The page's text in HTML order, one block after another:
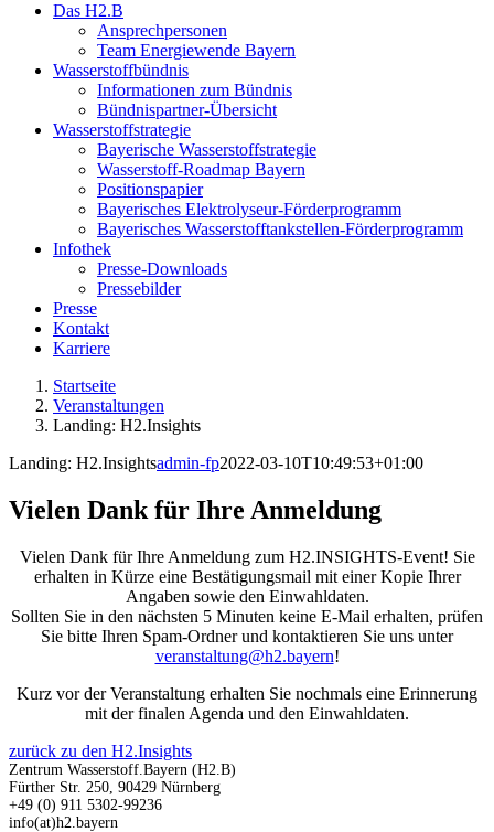
Das H2.B
Ansprechpersonen
Team Energiewende Bayern
Wasserstoffbündnis
Informationen zum Bündnis
Bündnispartner-Übersicht
Wasserstoffstrategie
Bayerische Wasserstoffstrategie
Wasserstoff-Roadmap Bayern
Positionspapier
Bayerisches Elektrolyseur-Förderprogramm
Bayerisches Wasserstofftankstellen-Förderprogramm
Infothek
Presse-Downloads
Pressebilder
Presse
Kontakt
Karriere
Startseite
Veranstaltungen
Landing: H2.Insights
Landing: H2.Insightsadmin-fp2022-03-10T10:49:53+01:00
Vielen Dank für Ihre Anmeldung
Vielen Dank für Ihre Anmeldung zum H2.INSIGHTS-Event! Sie
erhalten in Kürze eine Bestätigungsmail mit einer Kopie Ihrer
Angaben sowie den Einwahldaten.
Sollten Sie in den nächsten 5 Minuten keine E-Mail erhalten, prüfen
Sie bitte Ihren Spam-Ordner und kontaktieren Sie uns unter
veranstaltung@h2.bayern!
Kurz vor der Veranstaltung erhalten Sie nochmals eine Erinnerung
mit der finalen Agenda und den Einwahldaten.
zurück zu den H2.Insights
Zentrum Wasserstoff.Bayern (H2.B)
Fürther Str. 250, 90429 Nürnberg
+49 (0) 911 5302-99236
info(at)h2.bayern